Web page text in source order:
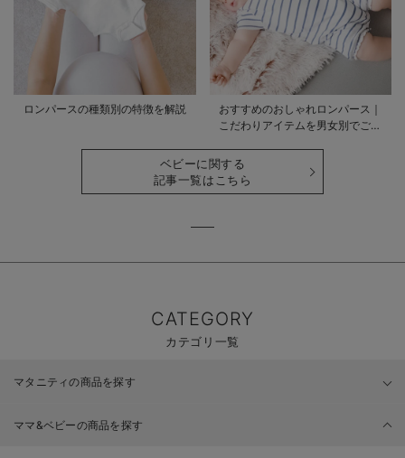
ロンパースの種類別の特徴を解説
おすすめのおしゃれロンパース｜
こだわりアイテムを男女別でご紹
ベビーに関する
記事一覧はこちら
CATEGORY
カテゴリ一覧
マタニティの商品を探す
ママ&ベビーの商品を探す